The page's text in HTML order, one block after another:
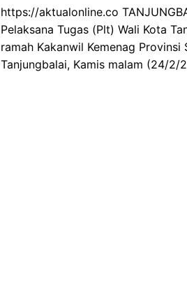
https://aktualonline.co
Pelaksana Tugas (Plt) Wali Kota
ramah Kakanwil Kemenag
Tanjungbalai, Kamis malam (24/2/